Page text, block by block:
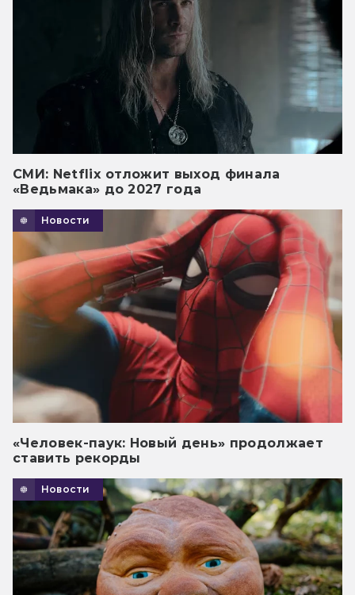
СМИ: Netflix отложит выход финала
«Ведьмака» до 2027 года
Новости
«Человек-паук: Новый день» продолжает
ставить рекорды
Новости